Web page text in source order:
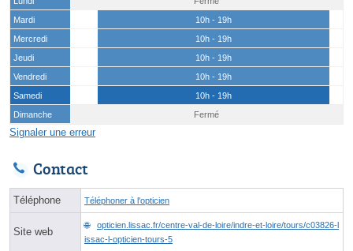
Mardi
10h - 19h
Mercredi
10h - 19h
Jeudi
10h - 19h
Vendredi
10h - 19h
Samedi
10h - 19h
Dimanche
Fermé
Signaler une erreur
Contact
Téléphone Téléphoner à l'opticien
Site web
opticien.lissac.fr/centre-val-de-loire/indre-et-loire/tours/c03826-l
issac-l-opticien-tours-5